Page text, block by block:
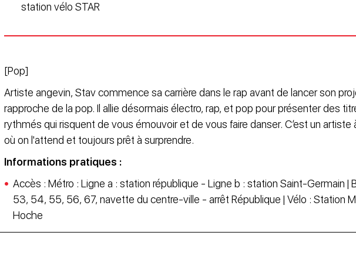
station vélo STAR
[Pop]
Artiste angevin, Stav commence sa carrière dans le rap avant de lancer son
rapproche de la pop. Il allie désormais électro, rap, et pop pour présenter des
rythmés qui risquent de vous émouvoir et de vous faire danser. C’est un
où on l'attend et toujours prêt à surprendre.
Informations pratiques :
Accès : Métro : Ligne a : station république - Ligne b : station Saint-Germain |
53, 54, 55, 56, 67, navette du centre-ville - arrêt République | Vélo : Station
Hoche